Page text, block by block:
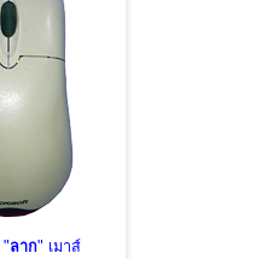
"ลาก" เมาส์